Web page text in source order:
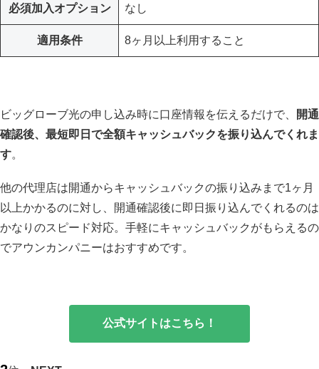
必須加入オプション なし
適用条件 8ヶ月以上利用すること
ビッグローブ光の申し込み時に口座情報を伝えるだけで、
開通
確認後、最短即日で全額キャッシュバックを振り込んでくれま
す。
他の代理店は開通からキャッシュバックの振り込みまで1ヶ月
以上かかるのに対し、開通確認後に即日振り込んでくれるのは
かなりのスピード対応。手軽にキャッシュバックがもらえるの
でアウンカンパニーはおすすめです。
公式サイトはこちら！